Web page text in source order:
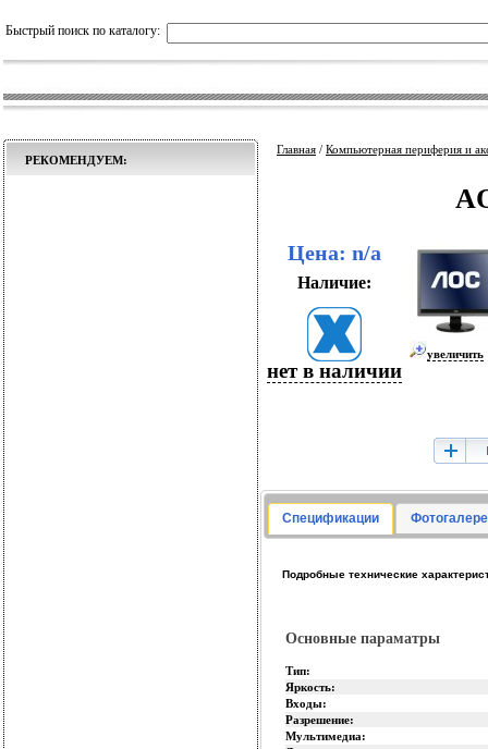
Быстрый поиск по каталогу:
РЕКОМЕНДУЕМ:
Главная / Компьютерная периферия и
Цена: n/a
Наличие:
нет в наличии
увеличить
Спецификации
Подробные технические
Основные параматры
Тип:
Яркость:
Входы:
Разрешение:
Мультимедиа: